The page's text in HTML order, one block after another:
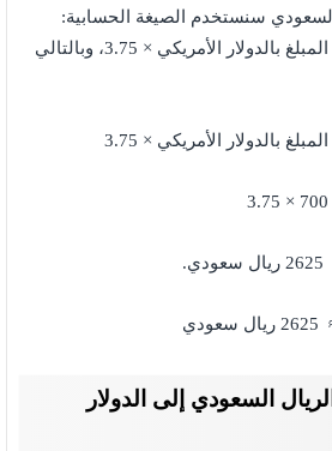
السعودي سنستخدم الصيغة الحسابية:
المبلغ بالريال السعودي = المبلغ بالدولار الأمريكي × 3.75، وبالتالي
بالدولار الأمريكي × 3.75
السعودي إلى الدولار